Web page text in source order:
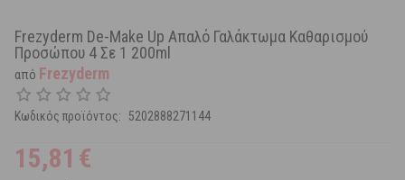
Frezyderm De-Make Up Απαλό Γαλάκτωμα Καθαρισμού
Προσώπου 4 Σε 1 200ml
από Frezyderm
Κωδικός προϊόντος: 5202888271144
15,81 €